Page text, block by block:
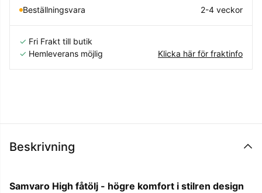
Beställningsvara 2-4 veckor
✓ Fri Frakt till butik
✓ Hemleverans möjlig Klicka här för fraktinfo
Beskrivning
Samvaro High fåtölj - högre komfort i stilren design